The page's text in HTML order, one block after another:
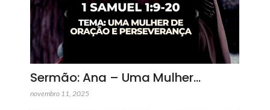
Sermão: Ana – Uma Mulher…
novembro 11, 2025